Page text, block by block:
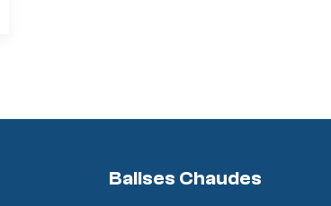
Balises Chaudes